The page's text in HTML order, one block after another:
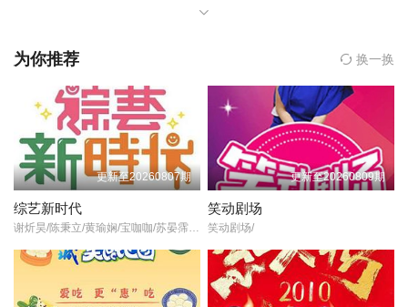
年由未知主演,未知导演的《东北超好吃》在线观看,《东北超好吃》
喜欢！
北情。不整虚的，全是香的！跟着我们，解锁吉林，逛吃东北！
为你推荐 换一换
更新至20260807期
综艺新时代
谢炘昊/陈秉立/黄瑜娴/宝咖咖/苏晏霈/曾栎骋/朱木炎/杨金桂/郭李建夫/吴东谚/张立东/杨昇达/徐玮吟/卓毓彤/浩角翔起/苏晏霈/
更新至20260809期
笑动剧场
笑动剧场/